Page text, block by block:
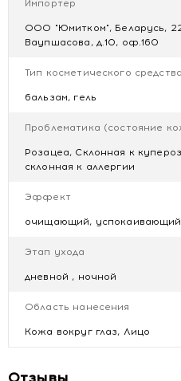
гель для умывания и
Импортер
ООО "Юмитком", Беларусь,
Ваупшасова, д.10, оф.160
Тип косметического средства
бальзам, гель
Проблематика (состояние
Розацеа, Склонная к
склонная к аллергии
Эффект
очищающий, успокаивающий
Этап ухода
дневной , ночной
Область нанесения
Кожа вокруг глаз, Лицо